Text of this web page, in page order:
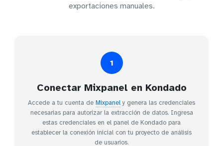
exportaciones manuales.
1
Conectar Mixpanel en Kondado
Accede a tu cuenta de Mixpanely genera las credenciales
necesarias para autorizar la extracción de datos. Ingresa
estas credenciales en el panel de Kondado para
establecer la conexión inicial con tu proyecto de análisis
de usuarios.